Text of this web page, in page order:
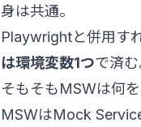
身は共通。
Playwrightと併用す
は環境変数1つで済む
そもそもMSWは何
MSWはMock